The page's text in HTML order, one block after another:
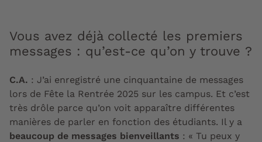
Vous avez déjà collecté les premiers
messages : qu’est-ce qu’on y trouve ?
C.A. : J’ai enregistré une cinquantaine de messages
lors de Fête la Rentrée 2025 sur les campus. Et c’est
très drôle parce qu’on voit apparaître différentes
manières de parler en fonction des étudiants. Il y a
beaucoup de messages bienveillants : « Tu peux y